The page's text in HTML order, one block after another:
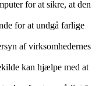
for at sikre, at den
for at undgå farlige
af virksomhedernes
kan hjælpe med at